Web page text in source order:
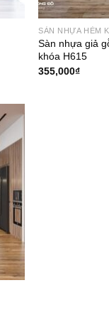
SÀN NHỰA HÈM
Sàn nhựa giả
khóa H615
355,000₫